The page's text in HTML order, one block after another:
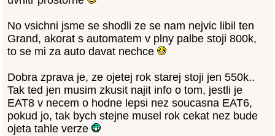
No vsichni jsme se shodli ze se nam nejvic libil ten
Grand, akorat s automatem v plny palbe stoji 800k,
to se mi za auto davat nechce
Dobra zprava je, ze ojetej rok starej stoji jen 550k..
Tak ted jen musim zkusit najit info o tom, jestli je
EAT8 v necem o hodne lepsi nez soucasna EAT6,
pokud jo, tak bych stejne musel rok cekat nez bude
ojeta tahle verze